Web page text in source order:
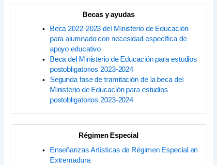
Becas y ayudas
Beca 2022-2023 del Ministerio de Educación
para alumnado con necesidad específica de
apoyo educativo
Beca del Ministerio de Educación para estudios
postobligatorios 2023-2024
Segunda fase de tramitación de la beca del
Ministerio de Educación para estudios
postobligatorios 2023-2024
Régimen Especial
Enseñanzas Artísticas de Régimen Especial en
Extremadura